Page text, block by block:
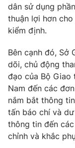
Theo dõi báo trên
Cơ quan chủ quản:
Cơ quan báo chí:
Giấy phép hoạt
cấp ngày 29/12/
Tổng Biên tập:Vũ
Phó Tổng Biên tập:
Nguyễn Trọng Ninh
dân sử dụng
thuận lợi hơn
kiểm định.
Bên cạnh đó, Sở
dõi, chủ động
đạo của Bộ Giao
Nam đến các
nắm bắt thông
tấn báo chí và
thông tin đến
chỉnh và khắc